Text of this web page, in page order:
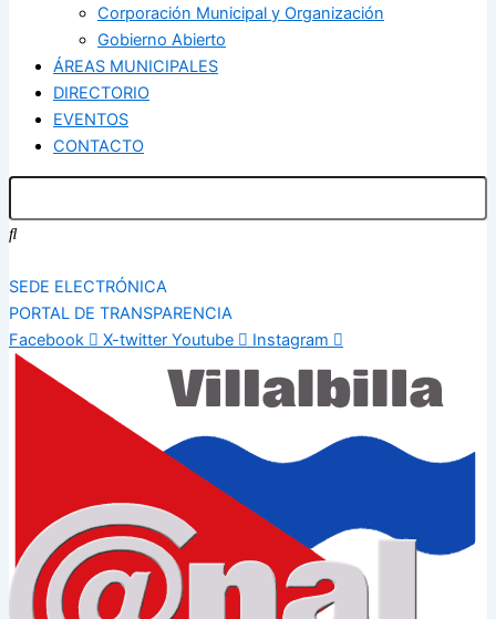
Corporación Municipal y Organización
Gobierno Abierto
ÁREAS MUNICIPALES
DIRECTORIO
EVENTOS
CONTACTO
SEDE ELECTRÓNICA
PORTAL DE TRANSPARENCIA
Facebook
X-twitter Youtube Instagram